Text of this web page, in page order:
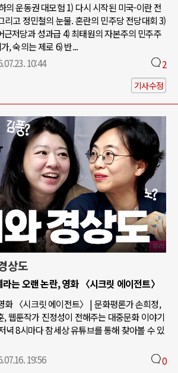
의 운동권 대모험 1) 다시 시작된 미국-이란 전
리고 정민철의 눈물. 혼란의 민주당 전당대회 3)
근저당과 성과급 4) 최태원의 자본주의 민주주
, 숙의는 제로 6) 반...
10:44 2
기사수정
상도
는 오랜 논란, 영화 〈시크릿 에이전트〉
화 〈시크릿 에이전트〉 | 문화평론가 손희정,
, 웹툰작가 진정성이 전해주는 대중문화 이야기
녁 8시마다 참세상 유튜브를 통해 찾아볼 수 있
19:56 0